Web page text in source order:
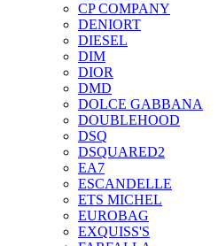
CP COMPANY
DENIORT
DIESEL
DIM
DIOR
DMD
DOLCE GABBANA
DOUBLEHOOD
DSQ
DSQUARED2
EA7
ESCANDELLE
ETS MICHEL
EUROBAG
EXQUISS'S